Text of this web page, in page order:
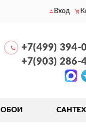
Вход
+7(499) 394-
+7(903) 286-
ОБОИ